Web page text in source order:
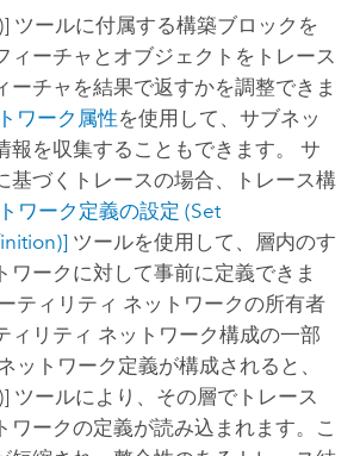
ツールに付属する構築ブロックを
ィーチャとオブジェクトをトレース
ーチャを結果で返すかを調整できま
ワーク属性を使用して、サブネッ
報を収集することもできます。 サ
基づくトレースの場合、トレース構
ワーク定義の設定 (Set
ツールを使用して、層内のす
ワークに対して事前に定義できま
ティリティ ネットワークの所有者
ィリティ ネットワーク構成の一部
ットワーク定義が構成されると、
ツールにより、その層でトレース
ワークの定義が読み込まれます。こ